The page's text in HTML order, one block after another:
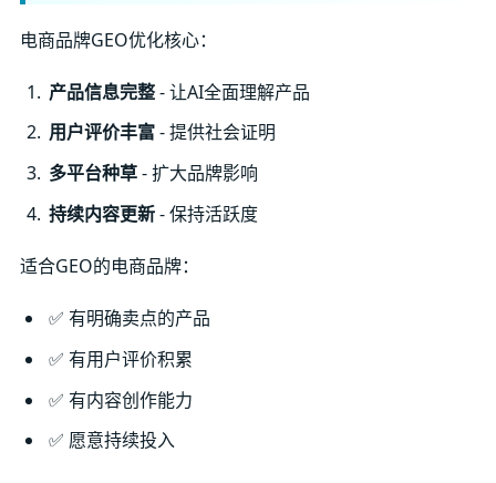
电商品牌GEO优化核心：
产品信息完整- 让AI全面理解产品
用户评价丰富- 提供社会证明
多平台种草- 扩大品牌影响
持续内容更新- 保持活跃度
适合GEO的电商品牌：
✅ 有明确卖点的产品
✅ 有用户评价积累
✅ 有内容创作能力
✅ 愿意持续投入